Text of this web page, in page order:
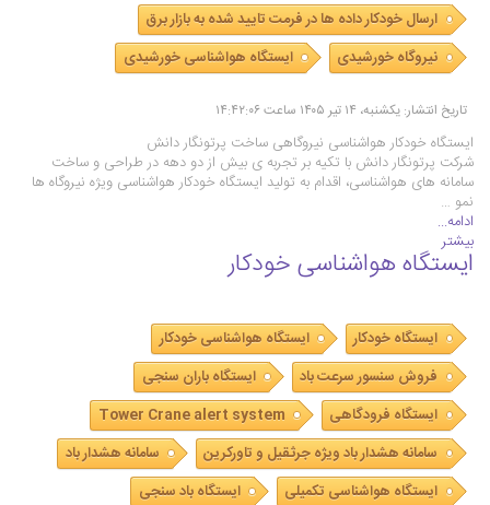
ارسال خودکار داده ها در فرمت تایید شده به بازار برق
نیروگاه خورشیدی
ایستگاه هواشناسی خورشیدی
تاریخ انتشار: یکشنبه، ۱۴ تیر ۱۴۰۵ ساعت ۱۴:۴۲:۰۶
ایستگاه خودکار هواشناسی نیروگاهی ساخت پرتونگار دانش
شرکت پرتونگار دانش با تکیه بر تجربه ی بیش از دو دهه در طراحی و ساخت
سامانه های هواشناسی، اقدام به تولید ایستگاه خودکار هواشناسی ویژه نیروگاه ها
نمو …
ادامه...
بیشتر
ایستگاه هواشناسی خودکار
ایستگاه خودکار
ایستگاه هواشناسی خودکار
فروش سنسور سرعت باد
ایستگاه باران سنجی
ایستگاه فرودگاهی
Tower Crane alert system
سامانه هشدار باد ویژه جرثقیل و تاورکرین
سامانه هشدار باد
ایستگاه هواشناسی تکمیلی
ایستگاه باد سنجی